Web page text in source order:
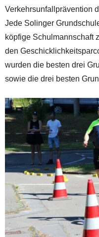
Verkehrsunfallprävention
Jede Solinger
köpfige Schulmannschaft
den
wurden die besten drei
sowie die drei besten